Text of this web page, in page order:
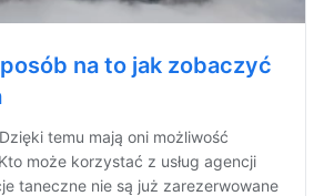
na to jak zobaczyć
temu mają oni możliwość
może korzystać z usług agencji
taneczne nie są już zarezerwowane